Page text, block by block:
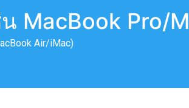
MacBook Pro/
Air/iMac)